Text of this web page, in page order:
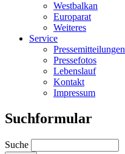
Westbalkan
Europarat
Weiteres
Service
Pressemitteilungen
Pressefotos
Lebenslauf
Kontakt
Impressum
Suchformular
Suche